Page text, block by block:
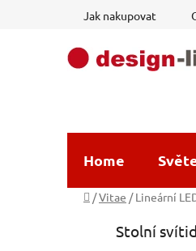
Jak nakupovat
Home
Domů
/Vitae / Lineární
kategorieStolní